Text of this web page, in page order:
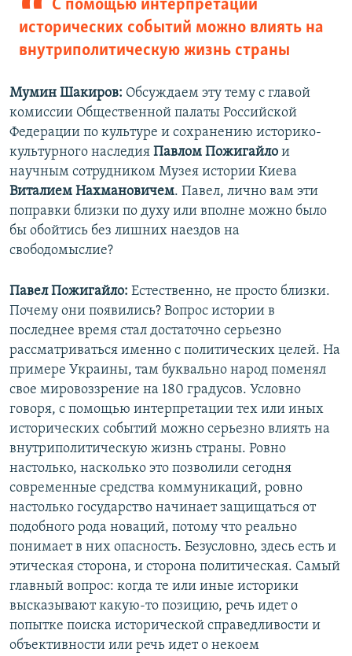
С помощью интерпретации
исторических событий можно влиять на
внутриполитическую жизнь страны
Мумин Шакиров: Обсуждаем эту тему с главой
комиссии Общественной палаты Российской
Федерации по культуре и сохранению историко-
культурного наследия Павлом Пожигайло и
научным сотрудником Музея истории Киева
Виталием Нахмановичем. Павел, лично вам эти
поправки близки по духу или вполне можно было
бы обойтись без лишних наездов на
свободомыслие?
Павел Пожигайло: Естественно, не просто близки.
Почему они появились? Вопрос истории в
последнее время стал достаточно серьезно
рассматриваться именно с политических целей. На
примере Украины, там буквально народ поменял
свое мировоззрение на 180 градусов. Условно
говоря, с помощью интерпретации тех или иных
исторических событий можно серьезно влиять на
внутриполитическую жизнь страны. Ровно
настолько, насколько это позволили сегодня
современные средства коммуникаций, ровно
настолько государство начинает защищаться от
подобного рода новаций, потому что реально
понимает в них опасность. Безусловно, здесь есть и
этическая сторона, и сторона политическая. Самый
главный вопрос: когда те или иные историки
высказывают какую-то позицию, речь идет о
попытке поиска исторической справедливости и
объективности или речь идет о некоем